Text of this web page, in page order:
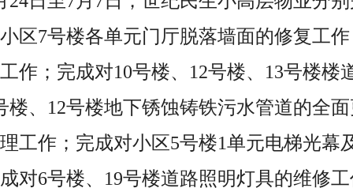
区7号楼各单元门厅脱落墙面的修复工
作；完成对10号楼、12号楼、13号楼
楼、12号楼地下锈蚀铸铁污水管道的全
工作；完成对小区5号楼1单元电梯光幕
对6号楼、19号楼道路照明灯具的维修